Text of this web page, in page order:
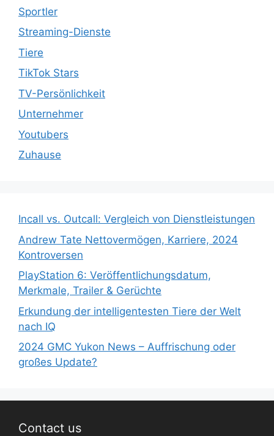
Sportler
Streaming-Dienste
Tiere
TikTok Stars
TV-Persönlichkeit
Unternehmer
Youtubers
Zuhause
Incall vs. Outcall: Vergleich von Dienstleistungen
Andrew Tate Nettovermögen, Karriere, 2024
Kontroversen
PlayStation 6: Veröffentlichungsdatum,
Merkmale, Trailer & Gerüchte
Erkundung der intelligentesten Tiere der Welt
nach IQ
2024 GMC Yukon News – Auffrischung oder
großes Update?
Contact us